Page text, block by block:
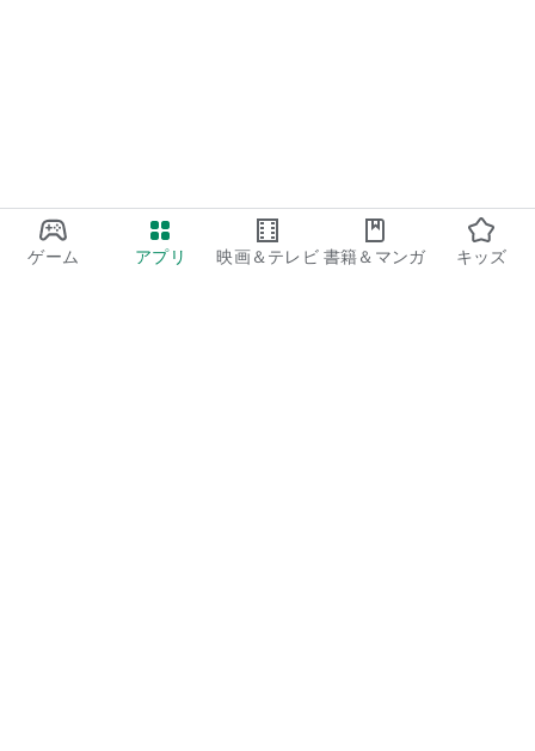
ゲーム アプリ 映画＆テレビ 書籍＆マンガ キッズ